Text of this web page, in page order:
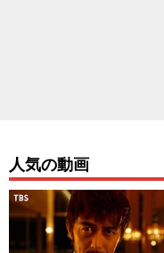
人気の動画